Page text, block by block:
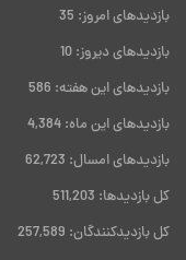
بازدیدهای امروز: 35
بازدیدهای دیروز: 10
بازدیدهای این هفته: 586
بازدیدهای این ماه: 4,384
بازدیدهای امسال: 62,723
کل بازدیدها: 511,203
کل بازدیدکنند‌گان: 257,589